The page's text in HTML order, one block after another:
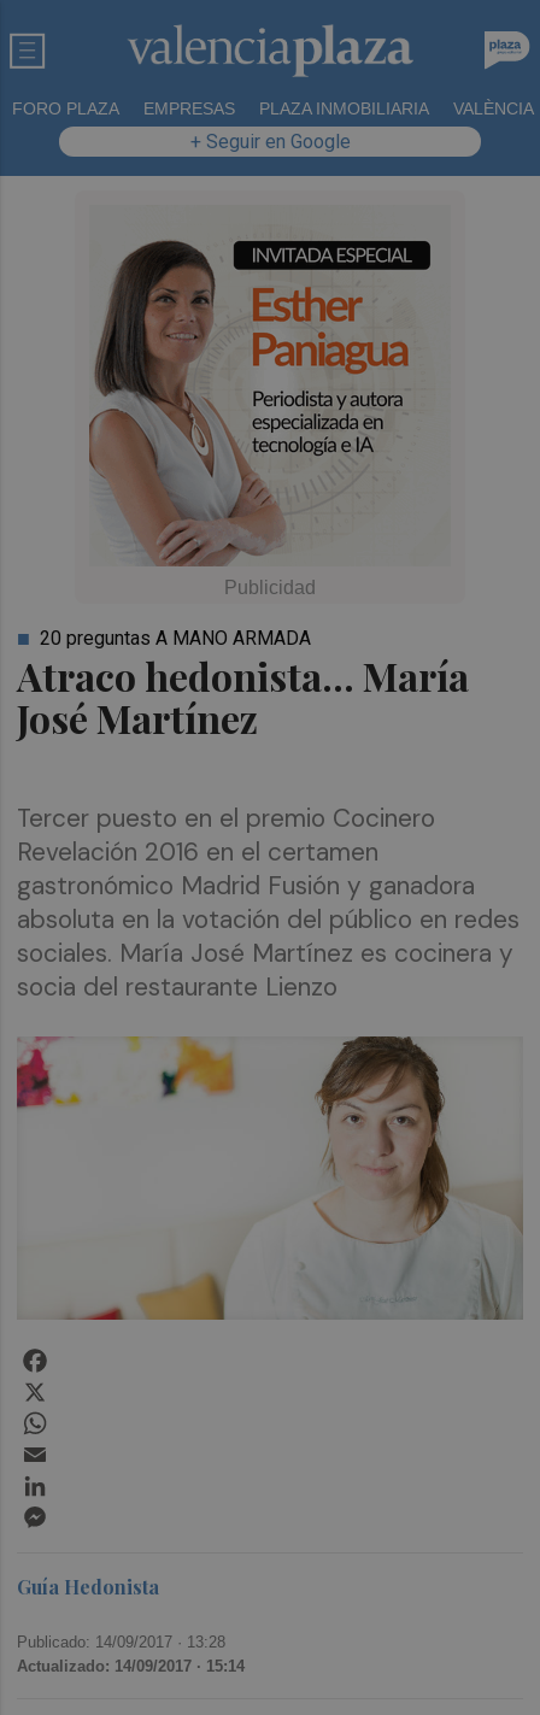
FORO PLAZA EMPRESAS PLAZA INMOBILIARIA VALÈNCIA
+ Seguir en Google
Atraco hedonista... María
José Martínez
20 preguntas A MANO ARMADA
Tercer puesto en el premio Cocinero
Revelación 2016 en el certamen
gastronómico Madrid Fusión y ganadora
absoluta en la votación del público en redes
sociales. María José Martínez es cocinera y
socia del restaurante Lienzo
Guía Hedonista
Publicado: 14/09/2017 · 13:28
Actualizado: 14/09/2017 · 15:14